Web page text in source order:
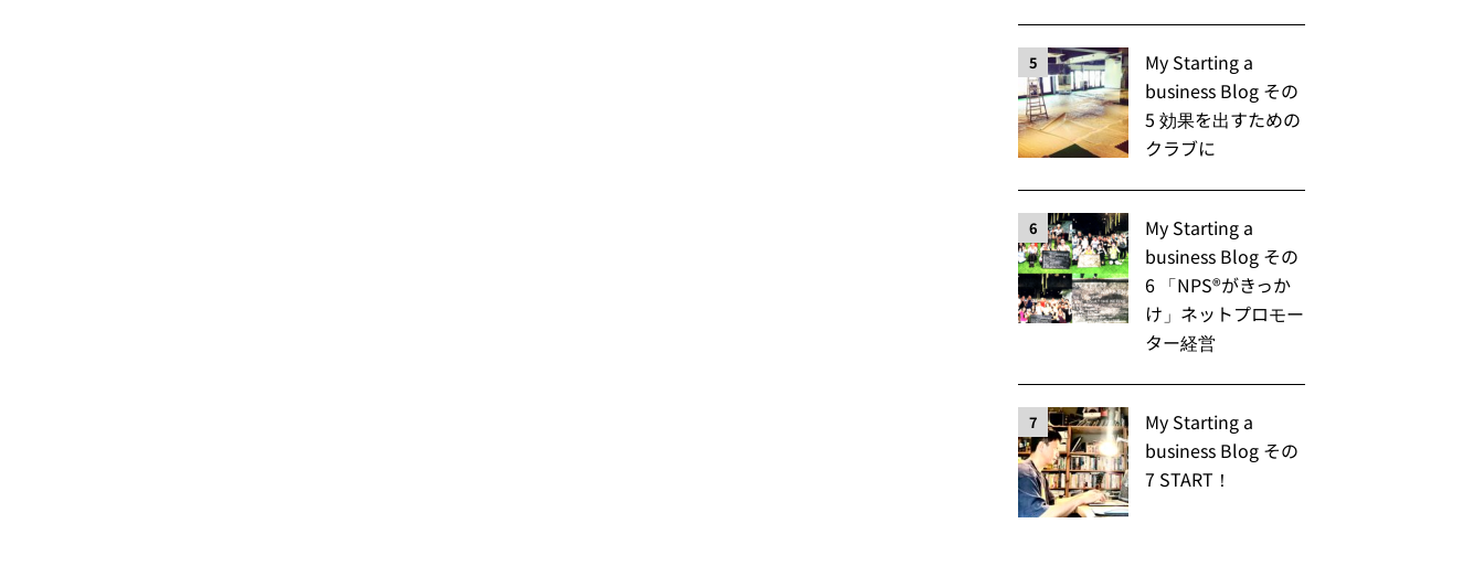
5
My Starting a
business Blog その
5 効果を出すための
クラブに
6
My Starting a
business Blog その
6 「NPS®️がきっか
け」ネットプロモー
ター経営
7
My Starting a
business Blog その
7 START！